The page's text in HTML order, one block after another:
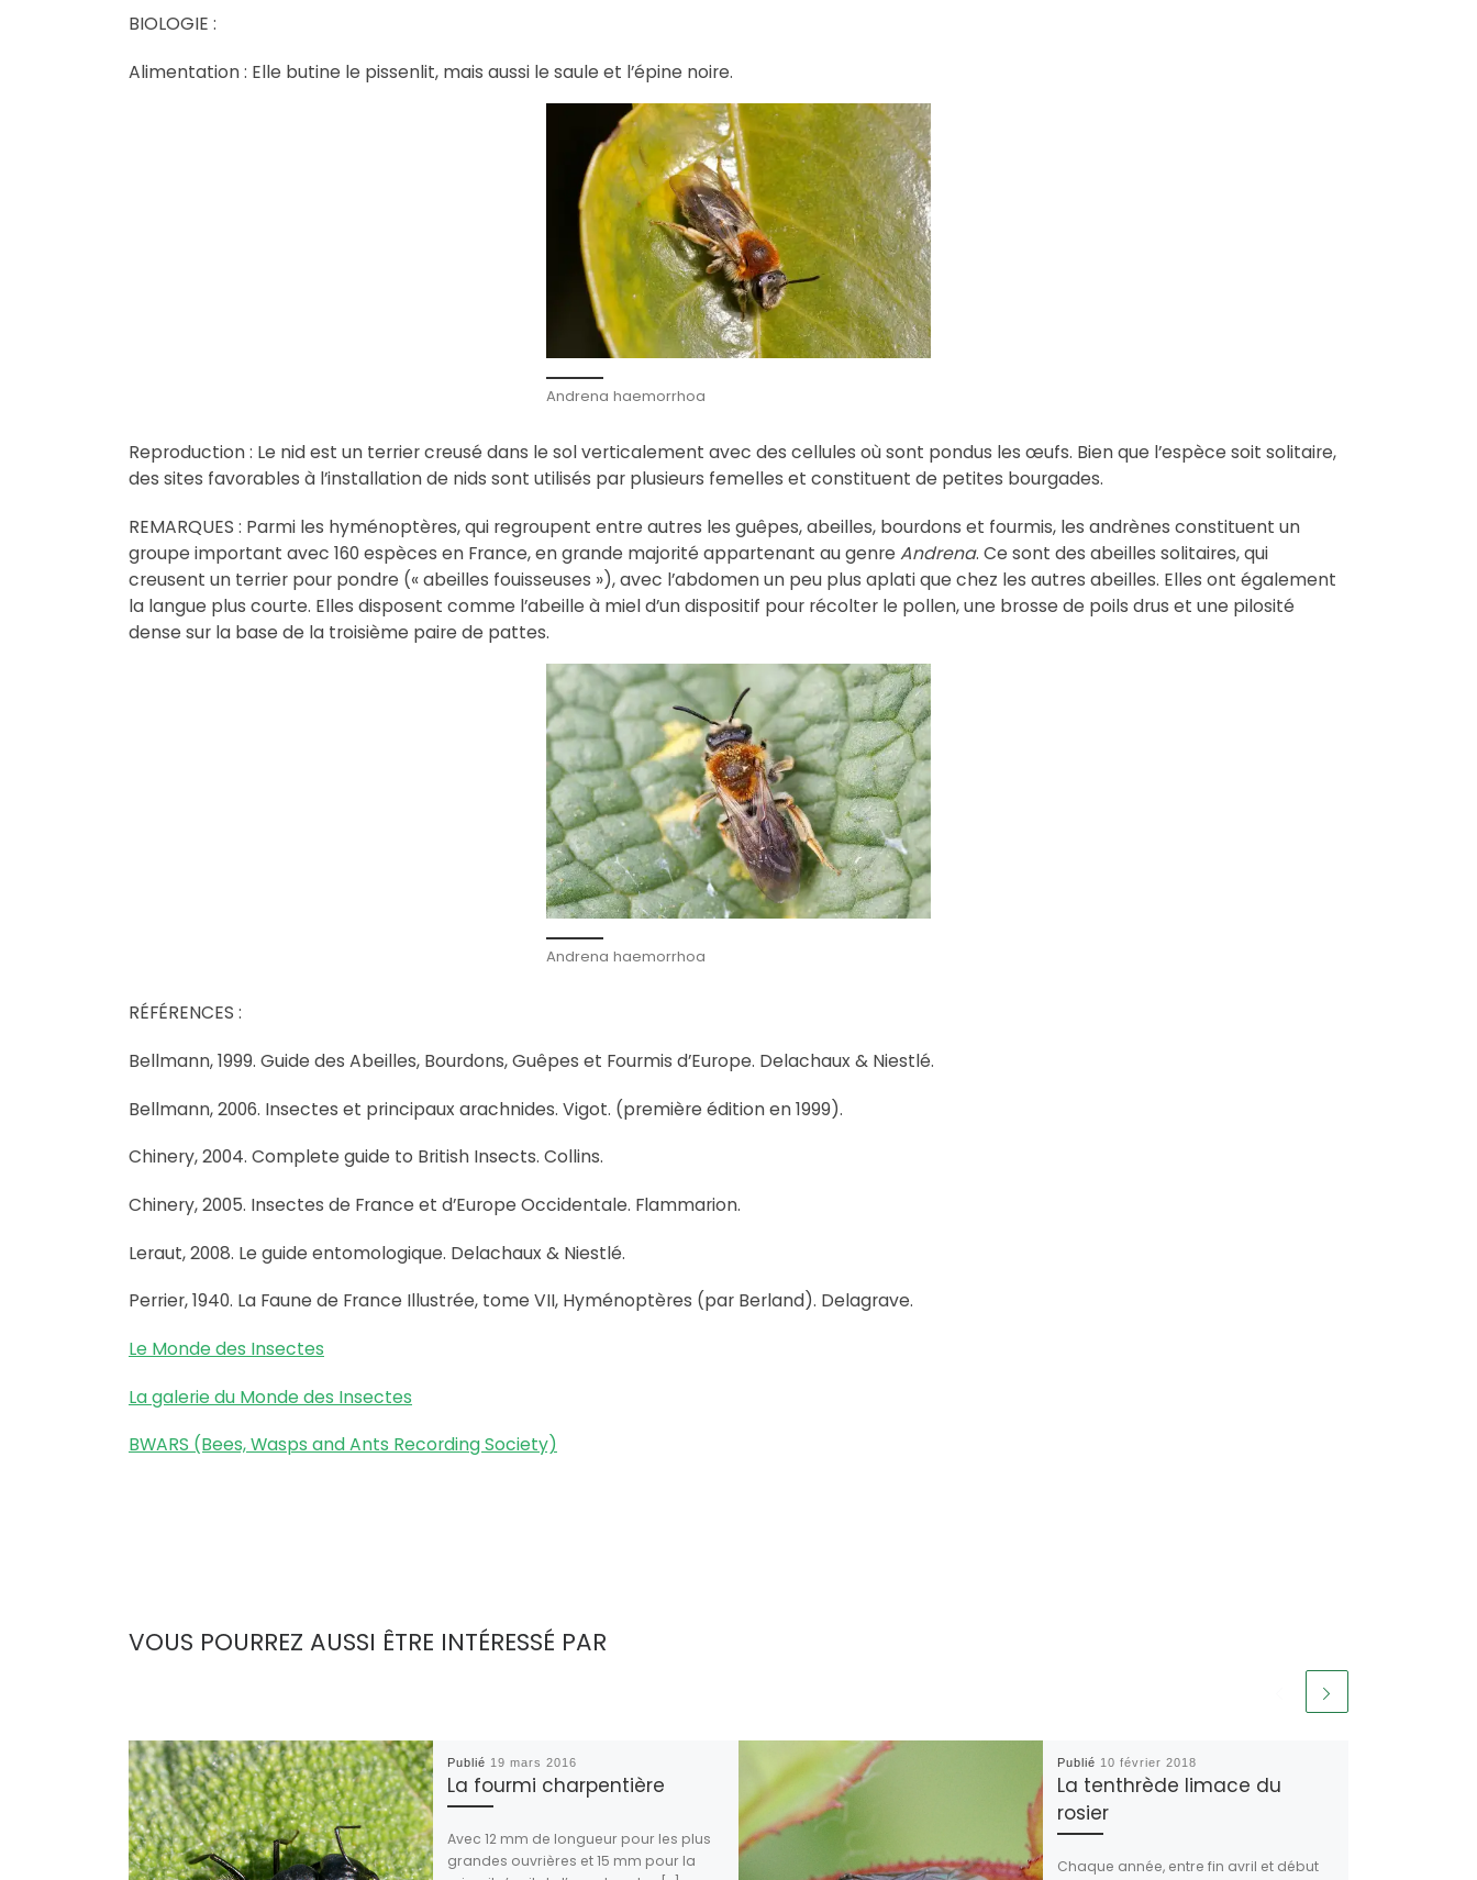
BIOLOGIE :
Alimentation : Elle butine le pissenlit, mais aussi le saule et l’épine noire.
Andrena haemorrhoa
Reproduction : Le nid est un terrier creusé dans le sol verticalement avec des cellules où sont pondus les œufs. Bien que l’espèce soit solitaire,
des sites favorables à l’installation de nids sont utilisés par plusieurs femelles et constituent de petites bourgades.
REMARQUES : Parmi les hyménoptères, qui regroupent entre autres les guêpes, abeilles, bourdons et fourmis, les andrènes constituent un
groupe important avec 160 espèces en France, en grande majorité appartenant au genre Andrena. Ce sont des abeilles solitaires, qui
creusent un terrier pour pondre (« abeilles fouisseuses »), avec l’abdomen un peu plus aplati que chez les autres abeilles. Elles ont également
la langue plus courte. Elles disposent comme l’abeille à miel d’un dispositif pour récolter le pollen, une brosse de poils drus et une pilosité
dense sur la base de la troisième paire de pattes.
Andrena haemorrhoa
RÉFÉRENCES :
Bellmann, 1999. Guide des Abeilles, Bourdons, Guêpes et Fourmis d’Europe. Delachaux & Niestlé.
Bellmann, 2006. Insectes et principaux arachnides. Vigot. (première édition en 1999).
Chinery, 2004. Complete guide to British Insects. Collins.
Chinery, 2005. Insectes de France et d’Europe Occidentale. Flammarion.
Leraut, 2008. Le guide entomologique. Delachaux & Niestlé.
Perrier, 1940. La Faune de France Illustrée, tome VII, Hyménoptères (par Berland). Delagrave.
Le Monde des Insectes
La galerie du Monde des Insectes
BWARS (Bees, Wasps and Ants Recording Society)
VOUS POURREZ AUSSI ÊTRE INTÉRESSÉ PAR
Publié 19 mars 2016
La fourmi charpentière
Avec 12 mm de longueur pour les plus
grandes ouvrières et 15 mm pour la
Publié 10 février 2018
La tenthrède limace du
rosier
Chaque année, entre fin avril et début